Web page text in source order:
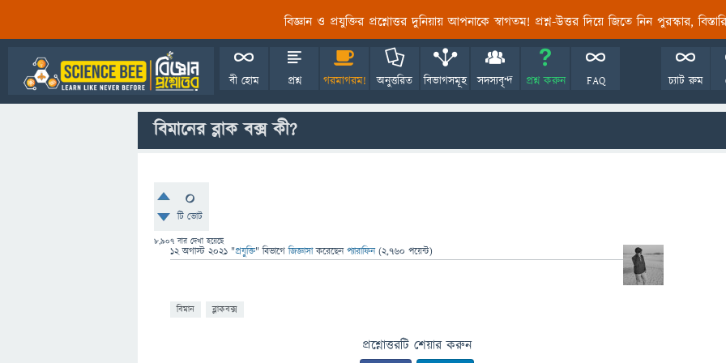
বিজ্ঞান ও প্রযুক্তির প্রশ্নোত্তর দুনিয়ায় আপনাকে স্বাগতম! প্রশ্ন-উত্তর দিয়ে জিতে নিন পুরস্কার,
বী হোম প্রশ্ন গরমাগরম! অনুত্তরিত বিভাগসমূহ সদস্যবৃন্দ প্রশ্ন করুন FAQ চ্যাট রুম
বিমানের ব্লাক বক্স কী?
0
টি ভোট
8,907 বার দেখা হয়েছে
12 অগাস্ট 2021 "প্রযুক্তি" বিভাগে জিজ্ঞাসাকরেছেনপ্যারাফিন (2,760 পয়েন্ট)
বিমান ব্লাকবক্স
প্রশ্নোত্তরটি শেয়ার করুন